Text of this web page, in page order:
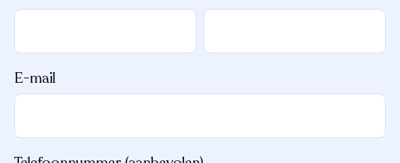
E-mail